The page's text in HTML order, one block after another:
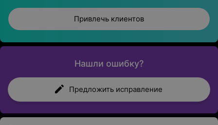
Привлечь клиентов
Нашли ошибку?
Предложить исправление